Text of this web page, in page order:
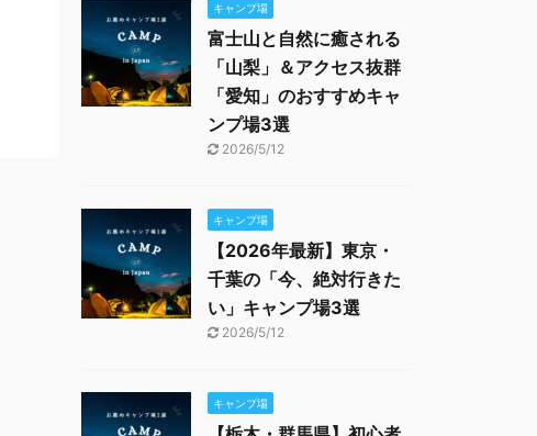
キャンプ場
富士山と自然に癒される
「山梨」＆アクセス抜群
「愛知」のおすすめキャ
ンプ場3選
2026/5/12
キャンプ場
【2026年最新】東京・
千葉の「今、絶対行きた
い」キャンプ場3選
2026/5/12
キャンプ場